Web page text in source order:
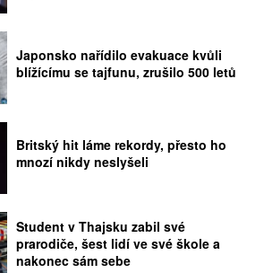
Japonsko nařídilo evakuace kvůli
blížícímu se tajfunu, zrušilo 500 letů
Britský hit láme rekordy, přesto ho
mnozí nikdy neslyšeli
Student v Thajsku zabil své
prarodiče, šest lidí ve své škole a
nakonec sám sebe